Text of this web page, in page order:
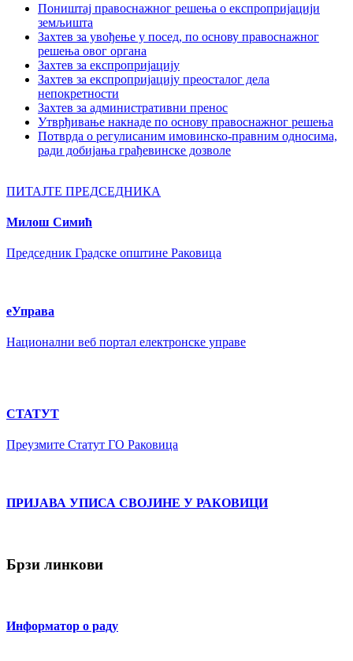
Поништај правоснажног решења о експропријацији
земљишта
Захтев за увођење у посед, по основу правоснажног
решења овог органа
Захтев за експропријацију
Захтев за експропријацију преосталог дела
непокретности
Захтев за административни пренос
Утврђивање накнаде по основу правоснажног решења
Потврда о регулисаним имовинско-правним односима,
ради добијања грађевинске дозволе
ПИТАЈТЕ ПРЕДСЕДНИКА
Милош Симић
Председник Градске општине Раковица
еУправа
Национални веб портал електронске управе
СТАТУТ
Преузмите Статут ГО Раковица
ПРИЈАВА УПИСА СВОЈИНЕ У РАКОВИЦИ
Брзи линкови
Информатор о раду